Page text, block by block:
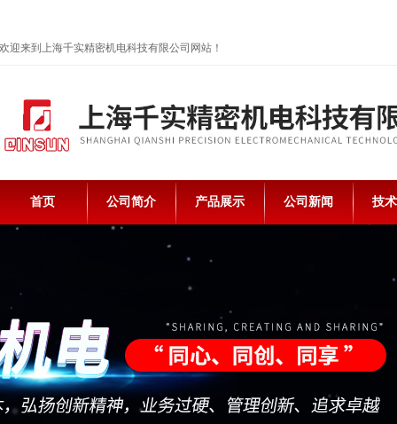
欢迎来到上海千实精密机电科技有限公司网站！
首页 公司简介 产品展示 公司新闻 技